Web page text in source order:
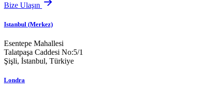
Bize Ulaşın
Istanbul (Merkez)
Esentepe Mahallesi
Talatpaşa Caddesi No:5/1
Şişli, İstanbul, Türkiye
Londra